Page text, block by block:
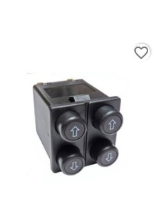
favorite_border